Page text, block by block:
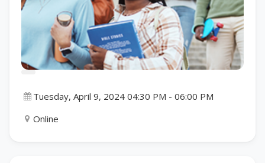
Tuesday, April 9, 2024 04:30 PM - 06:00 PM
Online